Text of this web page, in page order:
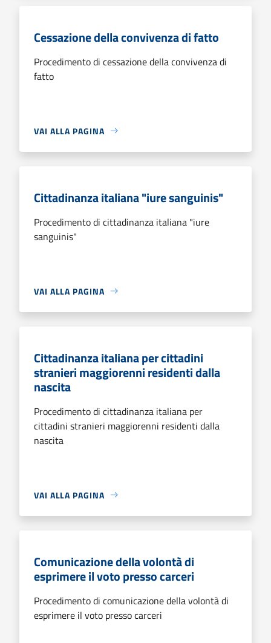
Cessazione della convivenza di fatto
Procedimento di cessazione della convivenza di
fatto
VAI ALLA PAGINA
Cittadinanza italiana "iure sanguinis"
Procedimento di cittadinanza italiana "iure
sanguinis"
VAI ALLA PAGINA
Cittadinanza italiana per cittadini
stranieri maggiorenni residenti dalla
nascita
Procedimento di cittadinanza italiana per
cittadini stranieri maggiorenni residenti dalla
nascita
VAI ALLA PAGINA
Comunicazione della volontà di
esprimere il voto presso carceri
Procedimento di comunicazione della volontà di
esprimere il voto presso carceri